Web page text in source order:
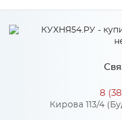
Высота
8
Кирова 113/4